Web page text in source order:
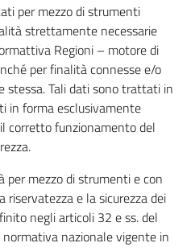
per mezzo di strumenti
strettamente necessarie
Regioni – motore di
per finalità connesse e/o
Tali dati sono trattati in
in forma esclusivamente
corretto funzionamento del
mezzo di strumenti e con
riservatezza e la sicurezza dei
negli articoli 32 e ss. del
nazionale vigente in